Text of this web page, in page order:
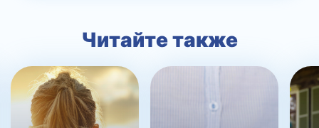
Читайте также